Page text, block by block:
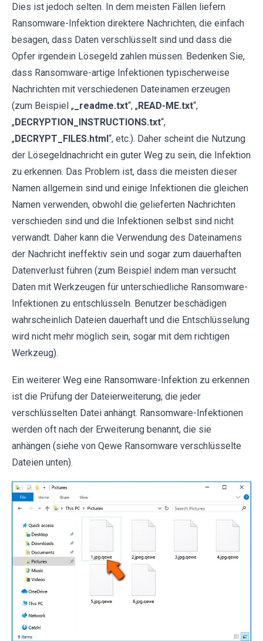
Dies ist jedoch selten. In dem meisten Fällen liefern
Ransomware-Infektion direktere Nachrichten, die einfach
besagen, dass Daten verschlüsselt sind und dass die
Opfer irgendein Lösegeld zahlen müssen. Bedenken Sie,
dass Ransomware-artige Infektionen typischerweise
Nachrichten mit verschiedenen Dateinamen erzeugen
(zum Beispiel „ _readme.txt“, „READ-ME.txt“,
„DECRYPTION_INSTRUCTIONS.txt“,
„DECRYPT_FILES.html“, etc.). Daher scheint die Nutzung
der Lösegeldnachricht ein guter Weg zu sein, die Infektion
zu erkennen. Das Problem ist, dass die meisten dieser
Namen allgemein sind und einige Infektionen die gleichen
Namen verwenden, obwohl die gelieferten Nachrichten
verschieden sind und die Infektionen selbst sind nicht
verwandt. Daher kann die Verwendung des Dateinamens
der Nachricht ineffektiv sein und sogar zum dauerhaften
Datenverlust führen (zum Beispiel indem man versucht
Daten mit Werkzeugen für unterschiedliche Ransomware-
Infektionen zu entschlüsseln. Benutzer beschädigen
wahrscheinlich Dateien dauerhaft und die Entschlüsselung
wird nicht mehr möglich sein, sogar mit dem richtigen
Werkzeug).
Ein weiterer Weg eine Ransomware-Infektion zu erkennen
ist die Prüfung der Dateierweiterung, die jeder
verschlüsselten Datei anhängt. Ransomware-Infektionen
werden oft nach der Erweiterung benannt, die sie
anhängen (siehe von Qewe Ransomware verschlüsselte
Dateien unten).